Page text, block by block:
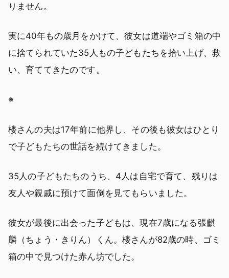
りません。
実に40年もの歳月をかけて、彼女は道端やゴミ箱の中
に捨てられていた35人もの子どもたちを拾い上げ、救
い、育ててきたのです。
※
楼さんの夫は17年前に他界し、その後も彼女はひとり
で子どもたちの世話を続けてきました。
35人の子どもたちのうち、4人は自宅で育て、残りは
友人や親戚に預けて面倒を見てもらいました。
彼女が最後に出会った子どもは、現在7歳になる張麒
麟（ちょう・きりん）くん。楼さんが82歳の時、ゴミ
箱の中で見つけた赤ん坊でした。